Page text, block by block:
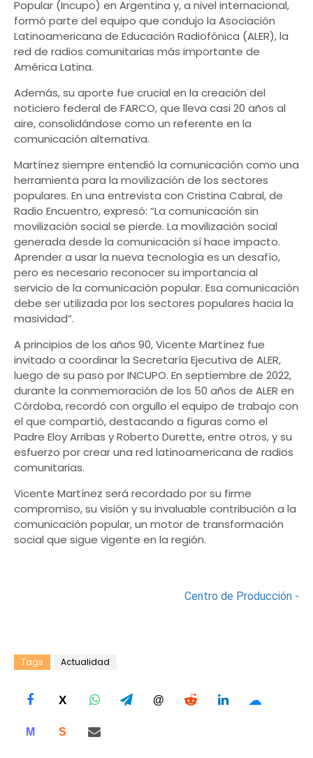
Popular (Incupo) en Argentina y, a nivel internacional,
formó parte del equipo que condujo la Asociación
Latinoamericana de Educación Radiofónica (ALER), la
red de radios comunitarias más importante de
América Latina.
Además, su aporte fue crucial en la creación del
noticiero federal de FARCO, que lleva casi 20 años al
aire, consolidándose como un referente en la
comunicación alternativa.
Martínez siempre entendió la comunicación como una
herramienta para la movilización de los sectores
populares. En una entrevista con Cristina Cabral, de
Radio Encuentro, expresó: “La comunicación sin
movilización social se pierde. La movilización social
generada desde la comunicación sí hace impacto.
Aprender a usar la nueva tecnología es un desafío,
pero es necesario reconocer su importancia al
servicio de la comunicación popular. Esa comunicación
debe ser utilizada por los sectores populares hacia la
masividad”.
A principios de los años 90, Vicente Martínez fue
invitado a coordinar la Secretaría Ejecutiva de ALER,
luego de su paso por INCUPO. En septiembre de 2022,
durante la conmemoración de los 50 años de ALER en
Córdoba, recordó con orgullo el equipo de trabajo con
el que compartió, destacando a figuras como el
Padre Eloy Arribas y Roberto Durette, entre otros, y su
esfuerzo por crear una red latinoamericana de radios
comunitarias.
Vicente Martínez será recordado por su firme
compromiso, su visión y su invaluable contribución a la
comunicación popular, un motor de transformación
social que sigue vigente en la región.
Centro de Producción -
Tags Actualidad
X @ ☁
M S